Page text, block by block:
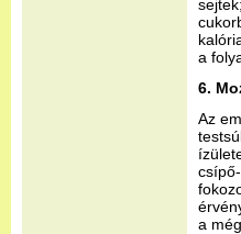
a
6.
Az
a